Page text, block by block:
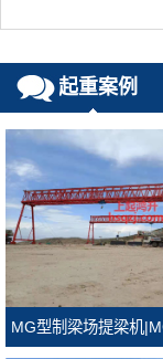
起重案例